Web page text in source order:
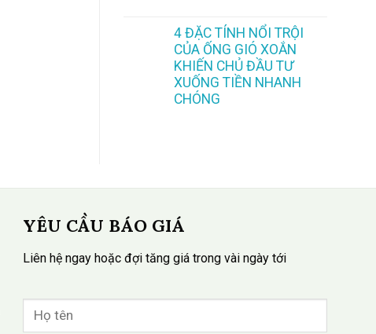
4 ĐẶC TÍNH NỔI TRỘI
CỦA ỐNG GIÓ XOẮN
KHIẾN CHỦ ĐẦU TƯ
XUỐNG TIỀN NHANH
CHÓNG
YÊU CẦU BÁO GIÁ
Liên hệ ngay hoặc đợi tăng giá trong vài ngày tới